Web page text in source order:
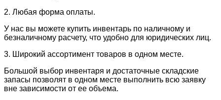
2. Любая форма оплаты.
У нас вы можете купить инвентарь по наличному и
безналичному расчету, что удобно для юридических лиц.
3. Широкий ассортимент товаров в одном месте.
Большой выбор инвентаря и достаточные складские
запасы позволят в одном месте выполнить всю заявку
вне зависимости от ее объема.